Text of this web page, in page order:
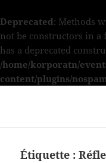
Deprecated: Methods
not be constructors in a
has a deprecated
/home/korporatn/
content/plugins/
Korporate
Étiquette :